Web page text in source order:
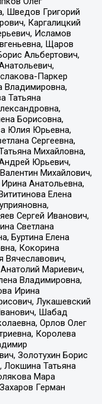
Шведов Григорий
Каргалицкий
Исламов
Щаров
Альбертович,
Паркер
Владимировна,
Татьяна
Борисовна,
Юлия Юрьевна,
Сергеевна,
Михайловна,
Юрьевич,
Михайлович,
Анатольевна,
Елена
Сергей Иванович,
Светлана
Буртина Елена
Кокорина
Вячеславович,
Мариевич,
Владимировна,
Ирина
Лукашевский
Шабад
Орлов Олег
Королева
Золотухин Борис
Локшина Татьяна
Мара
Герман